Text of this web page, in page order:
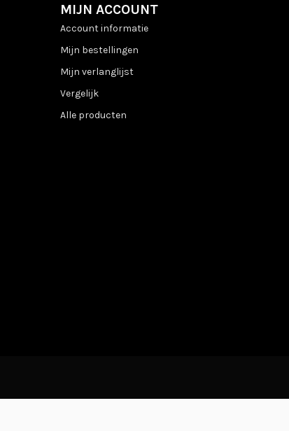
MIJN ACCOUNT
Account informatie
Mijn bestellingen
Mijn verlanglijst
Vergelijk
Alle producten